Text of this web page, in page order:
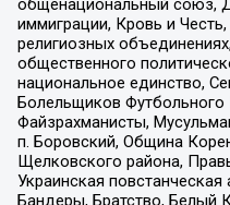
общенациональный союз,
иммиграции, Кровь и
религиозных
общественного
национальное единство,
Болельщиков
Файзрахманисты,
п. Боровский, Община
Щелковского района,
Украинская
Бандеры, Братство, Белый